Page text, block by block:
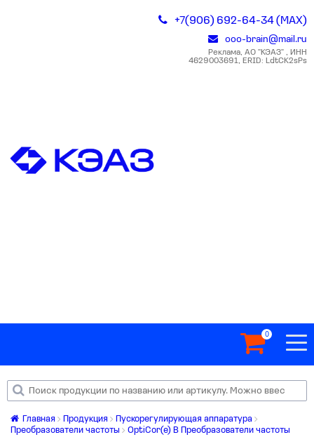
+7(906) 692-64-34 (MAX)
ooo-brain@mail.ru
Реклама, АО "КЭАЗ" , ИНН
4629003691, ERID: LdtCK2sPs
0
Главная Продукция
Пускорегулирующая аппаратура
Преобразователи частоты
OptiCor(e) B Преобразователи частоты